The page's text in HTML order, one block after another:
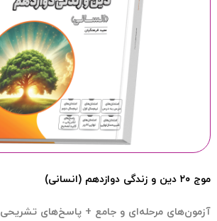
موج ۲۰ دین و زندگی دوازدهم (انسانی)
آزمون‌های مرحله‌ای و جامع + پاسخ‌های تشریحی